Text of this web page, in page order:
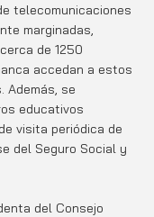
telecomunicaciones
marginadas,
de 1250
accedan a estos
Además, se
educativos
visita periódica de
del Seguro Social y
del Consejo